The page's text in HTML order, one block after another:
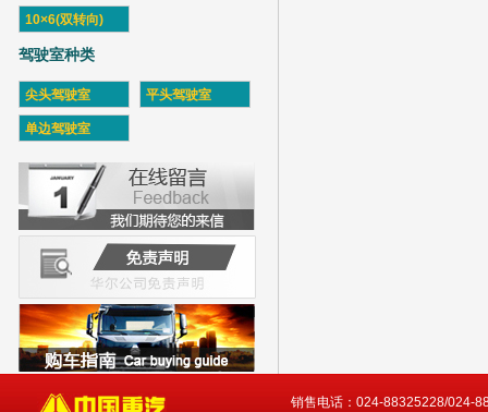
10×6(双转向)
驾驶室种类
尖头驾驶室 平头驾驶室
单边驾驶室
销售电话：024-88325228/024-